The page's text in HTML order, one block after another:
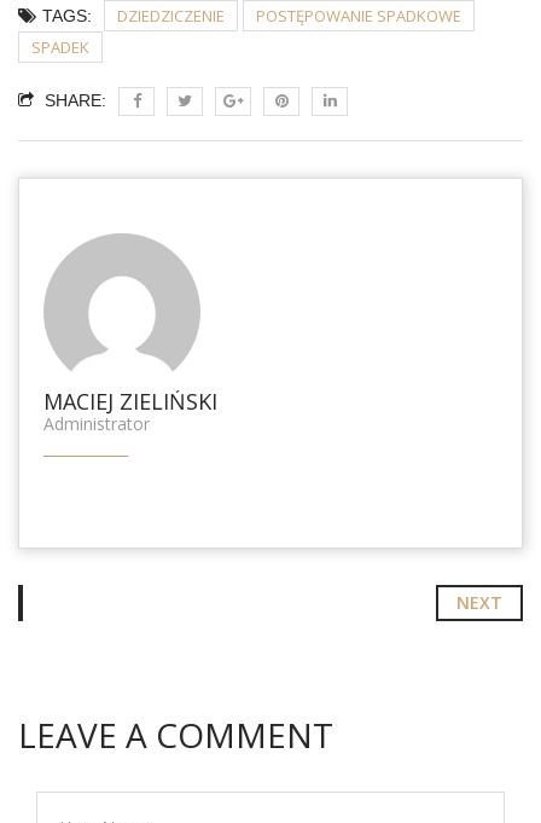
TAGS: DZIEDZICZENIE
POSTĘPOWANIE SPADKOWE
SPADEK
SHARE:
MACIEJ ZIELIŃSKI
Administrator
NEXT
LEAVE A COMMENT